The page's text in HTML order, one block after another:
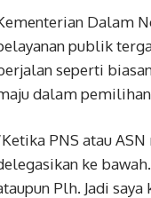
Dalam
publik
seperti
dalam
PNS atau
ke
Plh. Jadi